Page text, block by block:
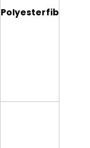
Polyesterfib